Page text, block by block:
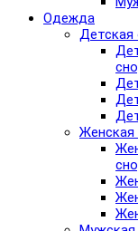
Одежда